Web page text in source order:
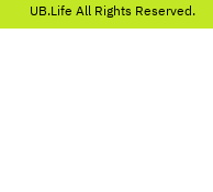
UB.Life All Rights Reserved.